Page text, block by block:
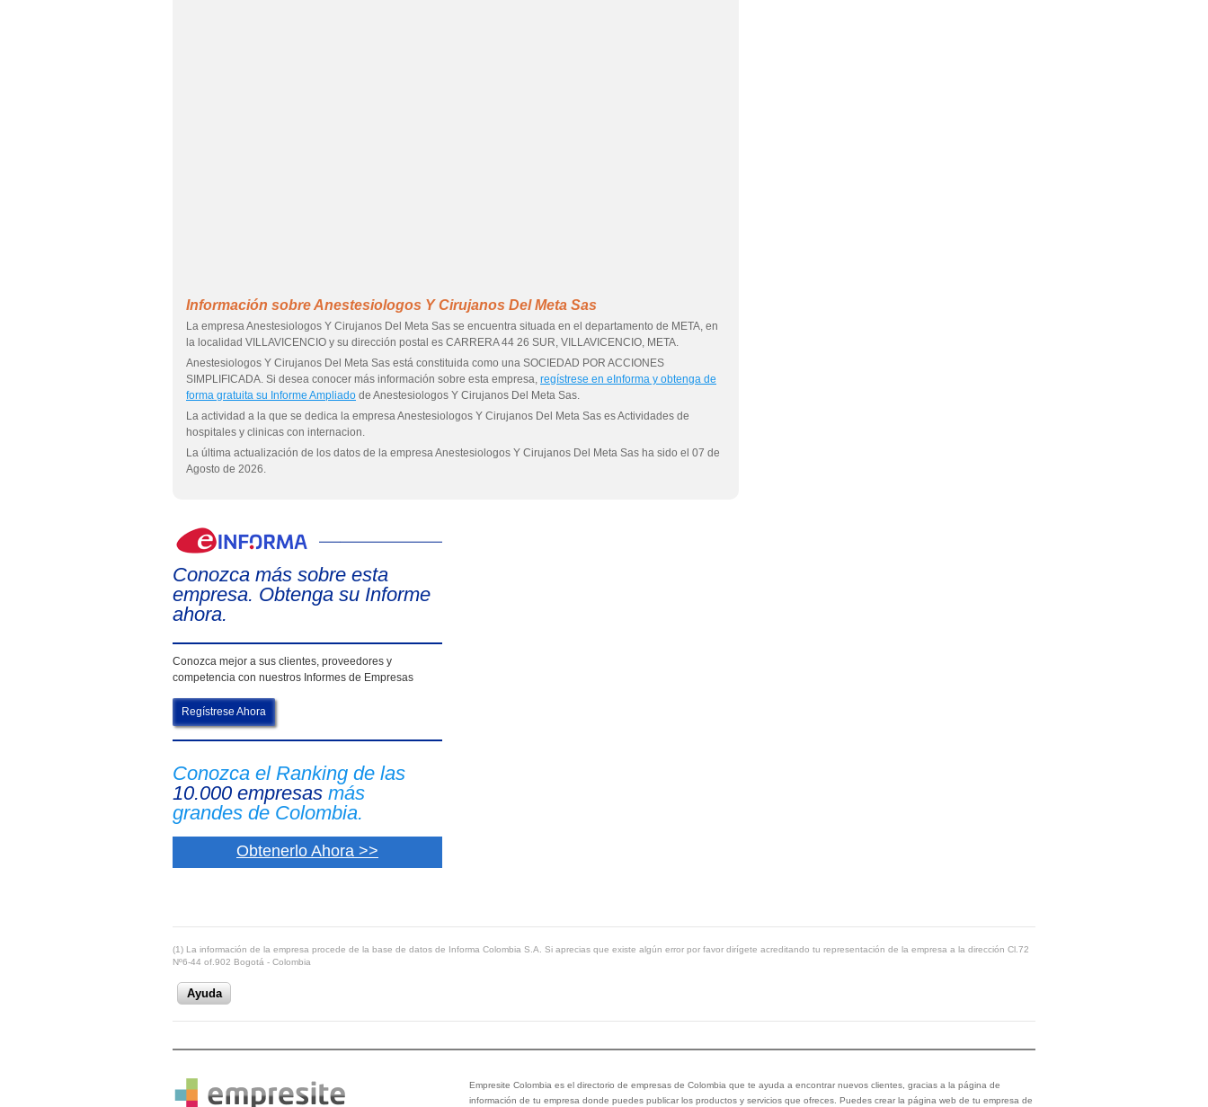
Información sobre Anestesiologos Y Cirujanos Del Meta Sas
La empresa Anestesiologos Y Cirujanos Del Meta Sas se encuentra situada en el departamento de META, en
la localidad VILLAVICENCIO y su dirección postal es CARRERA 44 26 SUR, VILLAVICENCIO, META.
Anestesiologos Y Cirujanos Del Meta Sas está constituida como una SOCIEDAD POR ACCIONES
SIMPLIFICADA. Si desea conocer más información sobre esta empresa, regístrese en eInforma y obtenga de
forma gratuita su Informe Ampliado de Anestesiologos Y Cirujanos Del Meta Sas.
La actividad a la que se dedica la empresa Anestesiologos Y Cirujanos Del Meta Sas es Actividades de
hospitales y clinicas con internacion.
La última actualización de los datos de la empresa Anestesiologos Y Cirujanos Del Meta Sas ha sido el 07 de
Agosto de 2026.
Conozca más sobre esta
empresa. Obtenga su Informe
ahora.
Conozca mejor a sus clientes, proveedores y
competencia con nuestros Informes de Empresas
Regístrese Ahora
Conozca el Ranking de las
10.000 empresas más
grandes de Colombia.
Obtenerlo Ahora >>
(1) La información de la empresa procede de la base de datos de Informa Colombia S.A. Si aprecias que existe algún error por favor dirígete acreditando tu representación de la empresa a la dirección Cl.72
Nº6-44 of.902 Bogotá - Colombia
Ayuda
Empresite Colombia es el directorio de empresas de Colombia que te ayuda a encontrar nuevos clientes, gracias a la página de
información de tu empresa donde puedes publicar los productos y servicios que ofreces. Puedes crear la página web de tu empresa de